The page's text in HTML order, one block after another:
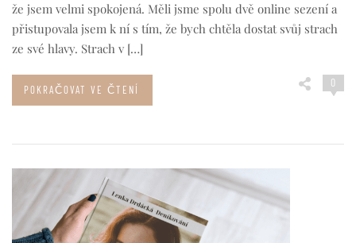
že jsem velmi spokojená. Měli jsme spolu dvě online sezení a
přistupovala jsem k ní s tím, že bych chtěla dostat svůj strach
ze své hlavy. Strach v […]
0
POKRAČOVAT VE ČTENÍ